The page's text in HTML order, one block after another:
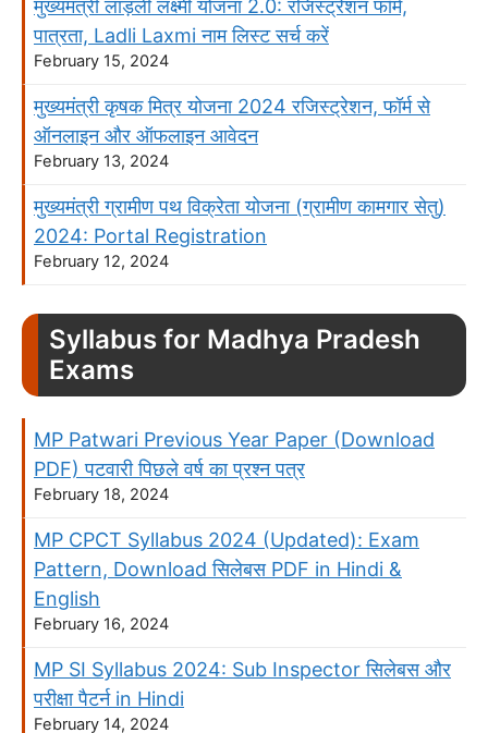
मुख्यमंत्री लाड़ली लक्ष्मी योजना 2.0: रजिस्ट्रेशन फॉर्म,
पात्रता, Ladli Laxmi नाम लिस्ट सर्च करें
February 15, 2024
मुख्यमंत्री कृषक मित्र योजना 2024 रजिस्ट्रेशन, फॉर्म से
ऑनलाइन और ऑफलाइन आवेदन
February 13, 2024
मुख्‍यमंत्री ग्रामीण पथ विक्रेता योजना (ग्रामीण कामगार सेतु)
2024: Portal Registration
February 12, 2024
Syllabus for Madhya Pradesh
Exams
MP Patwari Previous Year Paper (Download
PDF) पटवारी पिछले वर्ष का प्रश्न पत्र
February 18, 2024
MP CPCT Syllabus 2024 (Updated): Exam
Pattern, Download सिलेबस PDF in Hindi &
English
February 16, 2024
MP SI Syllabus 2024: Sub Inspector सिलेबस और
परीक्षा पैटर्न in Hindi
February 14, 2024